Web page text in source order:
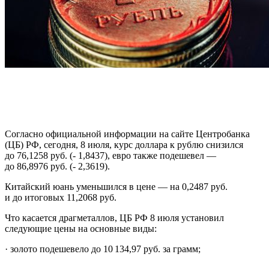
Согласно официальной информации на сайте Центробанка
(ЦБ) РФ, сегодня, 8 июля, курс доллара к рублю снизился
до 76,1258 руб. (- 1,8437), евро также подешевел —
до 86,8976 руб. (- 2,3619).
Китайский юань уменьшился в цене — на 0,2487 руб.
и до итоговых 11,2068 руб.
Что касается драгметаллов, ЦБ РФ 8 июля установил
следующие цены на основные виды:
· золото подешевело до 10 134,97 руб. за грамм;